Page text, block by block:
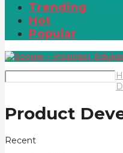
Trending
Hot
Popular
Product
Recent